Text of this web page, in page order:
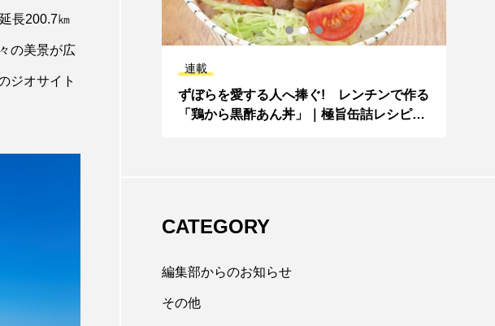
長200.7㎞
の美景が広
ジオサイト
連載
ずぼらを愛する人へ捧ぐ! レンチンで作る
「鶏から黒酢あん丼」｜極旨缶詰レシピ
CATEGORY
編集部からのお知らせ
その他